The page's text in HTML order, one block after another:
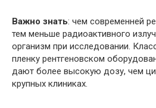
Важно знать: чем современней
тем меньше радиоактивного
организм при исследовании.
пленку рентгеновском
дают более высокую дозу, чем
крупных клиниках.